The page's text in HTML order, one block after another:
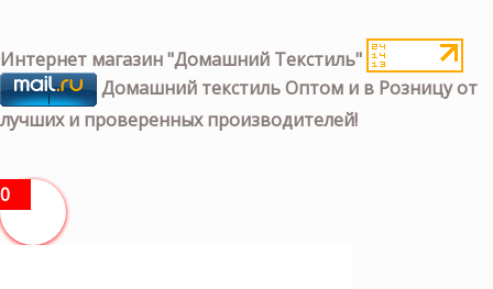
Интернет магазин "Домашний Текстиль"
Домашний текстиль Оптом и в Розницу от
лучших и проверенных производителей!
0